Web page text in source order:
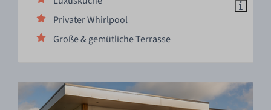
Privater Whirlpool
Große & gemütliche Terrasse